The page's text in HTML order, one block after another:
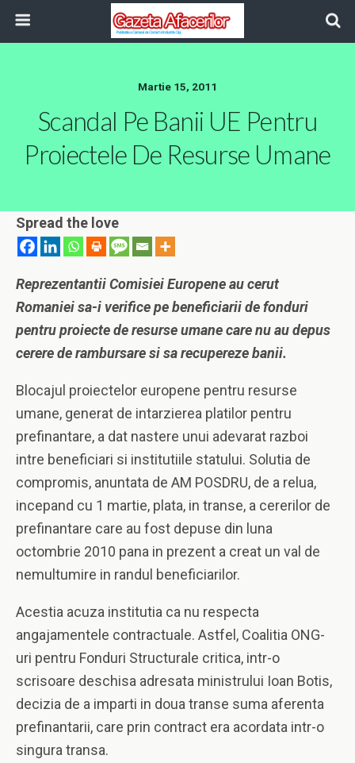
Martie 15, 2011
Scandal Pe Banii UE Pentru
Proiectele De Resurse Umane
Spread the love
Reprezentantii Comisiei Europene au cerut
Romaniei sa-i verifice pe beneficiarii de fonduri
pentru proiecte de resurse umane care nu au depus
cerere de rambursare si sa recupereze banii.
Blocajul proiectelor europene pentru resurse
umane, generat de intarzierea platilor pentru
prefinantare, a dat nastere unui adevarat razboi
intre beneficiari si institutiile statului. Solutia de
compromis, anuntata de AM POSDRU, de a relua,
incepand cu 1 martie, plata, in transe, a cererilor de
prefinantare care au fost depuse din luna
octombrie 2010 pana in prezent a creat un val de
nemultumire in randul beneficiarilor.
Acestia acuza institutia ca nu respecta
angajamentele contractuale. Astfel, Coalitia ONG-
uri pentru Fonduri Structurale critica, intr-o
scrisoare deschisa adresata ministrului Ioan Botis,
decizia de a imparti in doua transe suma aferenta
prefinantarii, care prin contract era acordata intr-o
singura transa.